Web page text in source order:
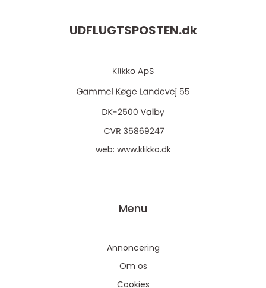
UDFLUGTSPOSTEN.dk
web: www.klikko.dk
Menu
Annoncering
Om os
Cookies